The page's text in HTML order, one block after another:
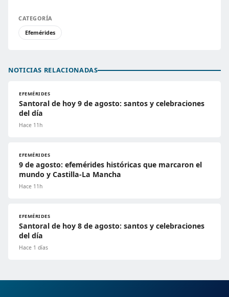
CATEGORÍA
Efemérides
NOTICIAS RELACIONADAS
EFEMÉRIDES
Santoral de hoy 9 de agosto: santos y celebraciones
del día
Hace 11h
EFEMÉRIDES
9 de agosto: efemérides históricas que marcaron el
mundo y Castilla-La Mancha
Hace 11h
EFEMÉRIDES
Santoral de hoy 8 de agosto: santos y celebraciones
del día
Hace 1 días